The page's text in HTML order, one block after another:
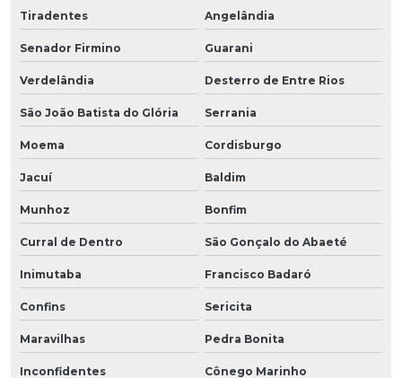
Tiradentes Angelândia
Senador Firmino Guarani
Verdelândia Desterro de Entre Rios
São João Batista do Glória Serrania
Moema Cordisburgo
Jacuí Baldim
Munhoz Bonfim
Curral de Dentro São Gonçalo do Abaeté
Inimutaba Francisco Badaró
Confins Sericita
Maravilhas Pedra Bonita
Inconfidentes Cônego Marinho